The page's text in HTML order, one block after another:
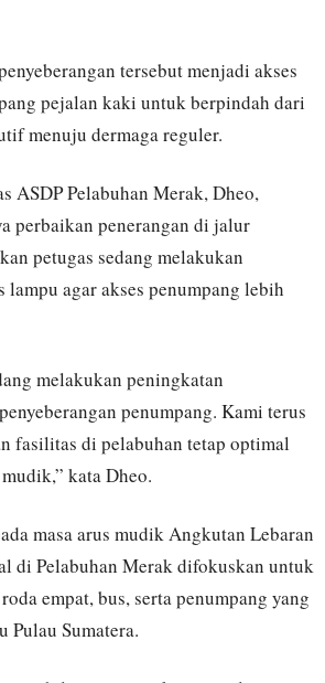
tersebut menjadi akses
pejalan kaki untuk berpindah dari
menuju dermaga reguler.
ASDP Pelabuhan Merak, Dheo,
perbaikan penerangan di jalur
petugas sedang melakukan
agar akses penumpang lebih
melakukan peningkatan
penumpang. Kami terus
fasilitas di pelabuhan tetap optimal
kata Dheo.
masa arus mudik Angkutan Lebaran
di Pelabuhan Merak difokuskan untuk
empat, bus, serta penumpang yang
Pulau Sumatera.